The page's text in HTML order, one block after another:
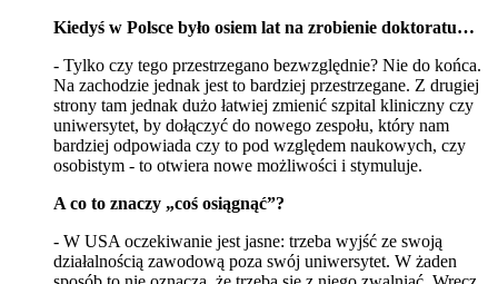
Kiedyś w Polsce było osiem lat na zrobienie doktoratu…
- Tylko czy tego przestrzegano bezwzględnie? Nie do końca.
Na zachodzie jednak jest to bardziej przestrzegane. Z drugiej
strony tam jednak dużo łatwiej zmienić szpital kliniczny czy
uniwersytet, by dołączyć do nowego zespołu, który nam
bardziej odpowiada czy to pod względem naukowych, czy
osobistym - to otwiera nowe możliwości i stymuluje.
A co to znaczy „coś osiągnąć”?
- W USA oczekiwanie jest jasne: trzeba wyjść ze swoją
działalnością zawodową poza swój uniwersytet. W żaden